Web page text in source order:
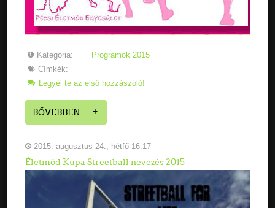
Kategória:
Programok 2015
Címkék:
Legyél te az első hozzászóló!
BŐVEBBEN...
2015. augusztus 24., hétfő 16:17
Életmód Kupa Streetball nevezés 2015